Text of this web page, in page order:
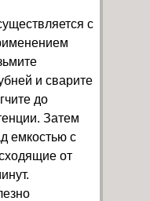
с
и сварите
до
Затем
емкостью с
от